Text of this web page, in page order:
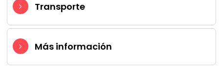
Transporte
Más información